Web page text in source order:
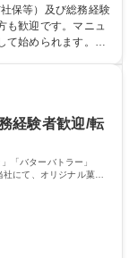
す。 ■勤怠管
理全般 ■入退社手続
内イベントの企画
成長できます。 募
日◆残業少なめ◆
保等）及び総務経験
も歓迎です。マニュ
始められます。
ダイレクトに実感で
イフバランスを保
を活かし、長期的な
で応援します。 学
学力： 資格：日商
経験者歓迎/転
「バターバトラー」
にて、オリジナル菓子